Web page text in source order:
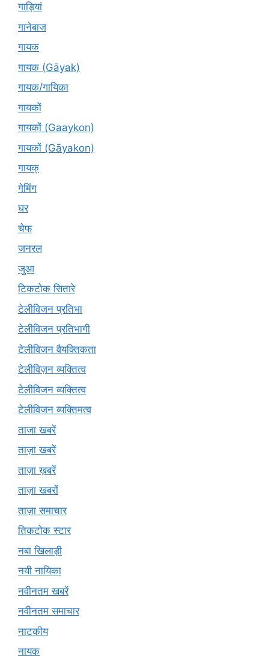
गाड़ियां
गानेबाज
गायक
गायक (Gāyak)
गायक/गायिका
गायकों
गायकों (Gaaykon)
गायकों (Gāyakon)
गायक्
गेमिंग
घर
चेफ
जनरल
जुआ
टिकटोक सितारे
टेलीविजन प्रतिभा
टेलीविजन प्रतिभागी
टेलीविजन वैयक्तिकता
टेलीविज़न व्यक्तित्व
टेलीविजन व्यक्तित्व
टेलीविजन व्यक्तिमत्व
ताजा खबरें
ताज़ा खबरें
ताज़ा ख़बरें
ताज़ा खबरों
ताज़ा समाचार
तिकटोक स्टार
नबा खिलाड़ी
नयी नायिका
नवीनतम खबरें
नवीनतम समाचार
नाटकीय
नायक